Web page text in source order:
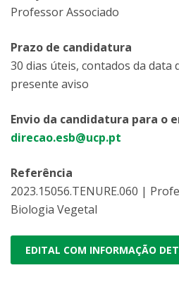
Professor Associado
Prazo de candidatura
30 dias úteis, contados da data
presente aviso
Envio da candidatura para o
direcao.esb@ucp.pt
Referência
2023.15056.TENURE.060 |
Biologia Vegetal
EDITAL COM INFORMAÇÃO